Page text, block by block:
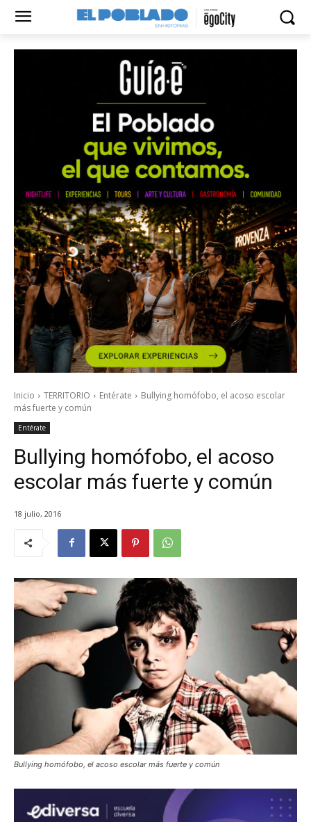
Inicio TERRITORIO Entérate
Bullying homófobo, el acoso escolar
más fuerte y común
Entérate
Bullying homófobo, el acoso
escolar más fuerte y común
18 julio, 2016
Bullying homófobo, el acoso escolar más fuerte y común